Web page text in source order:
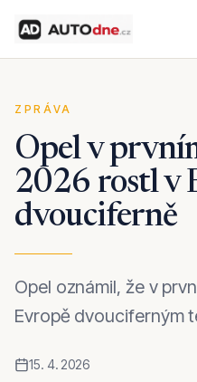
ZPRÁVA
Opel v
2026 rostl v
dvouciferně
Opel oznámil, že v
Evropě dvouciferným
15. 4. 2026